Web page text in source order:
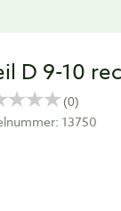
D 9-10
13750